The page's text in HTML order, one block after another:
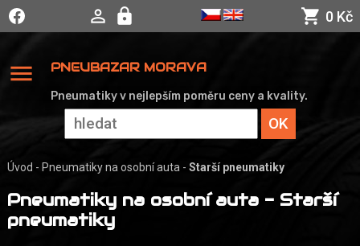
0 Kč
menu PNEUBAZAR MORAVA
Pneumatiky v nejlepším poměru ceny a kvality.
Úvod - Pneumatiky na osobní auta - Starší pneumatiky
Pneumatiky na osobní auta - Starší
pneumatiky